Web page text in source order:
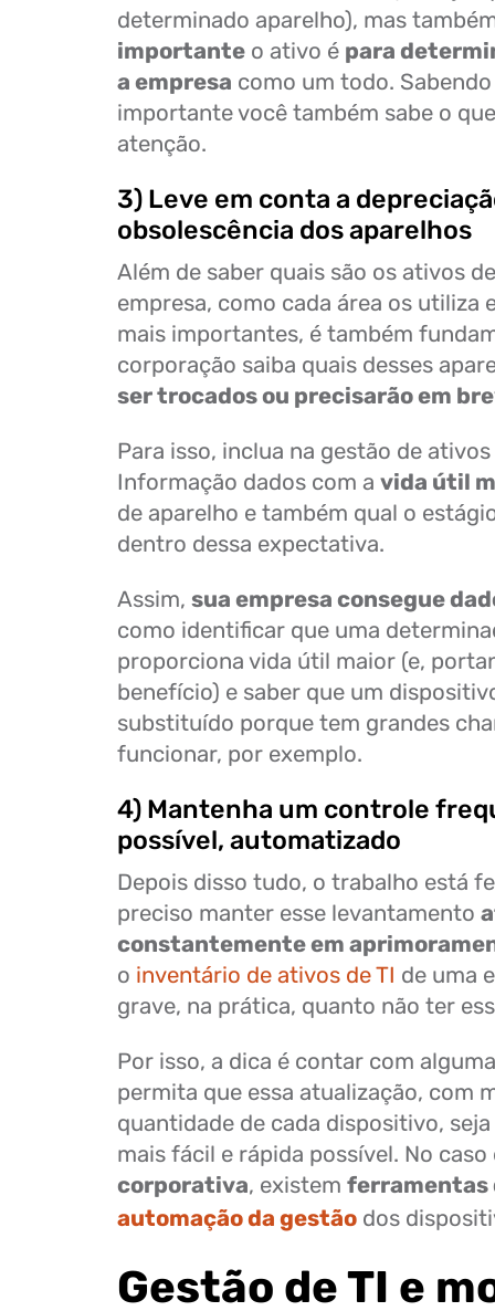
determinado aparelho), mas
importante o ativo é para
a empresa como um todo.
importante você também sabe o
atenção.
3) Leve em conta a
obsolescência dos aparelhos
Além de saber quais são os ativos
empresa, como cada área os utiliza
mais importantes, é também
corporação saiba quais desses
ser trocados ou precisarão em
Para isso, inclua na gestão de
Informação dados com a vida útil
de aparelho e também qual o
dentro dessa expectativa.
Assim, sua empresa consegue
como identificar que uma
proporciona vida útil maior (e,
benefício) e saber que um
substituído porque tem grandes
funcionar, por exemplo.
4) Mantenha um controle
possível, automatizado
Depois disso tudo, o trabalho está
preciso manter esse levantamento
constantemente em
o inventário de ativos de TI de uma
grave, na prática, quanto não ter
Por isso, a dica é contar com
permita que essa atualização, com
quantidade de cada dispositivo,
mais fácil e rápida possível. No
corporativa, existem ferramentas
automação da gestão dos
Gestão de TI e